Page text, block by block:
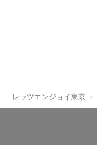
レッツエンジョイ東京